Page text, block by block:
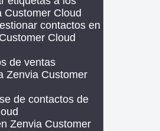
Customer Cloud
contactos en
Cloud
de ventas
Zenvia Customer
de contactos de
Zenvia Customer